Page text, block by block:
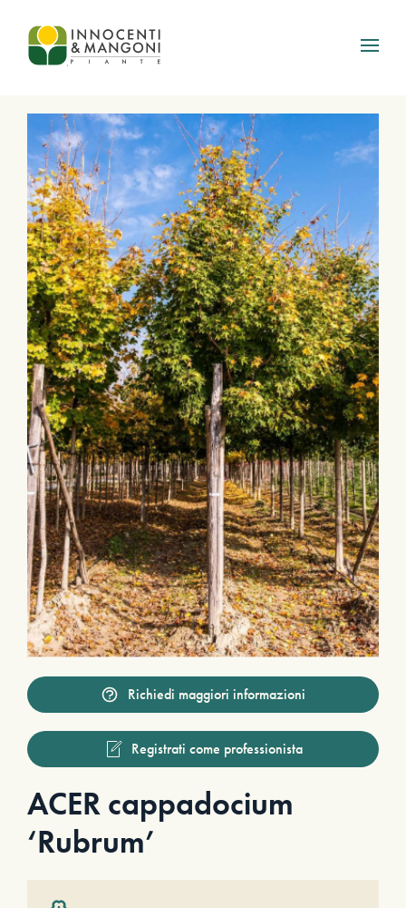
Skip to main content
Richiedi maggiori informazioni
Registrati come professionista
ACER cappadocium
‘Rubrum’